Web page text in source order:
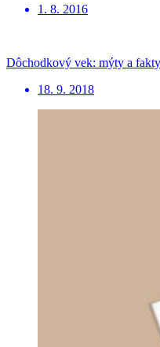
1. 8. 2016
Dôchodkový vek: mýty a fakty
18. 9. 2018